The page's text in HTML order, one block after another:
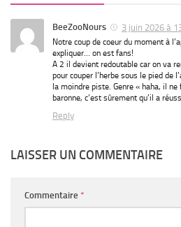
BeeZooNours 3 juin 2026 à
Notre coup de coeur du moment à
expliquer… on est fans!
A 2 il devient redoutable car on va
pour couper l’herbe sous le pied de
la moindre piste. Genre « haha, il
baronne, c’est sûrement qu’il a
Reply
LAISSER UN COMMENTAIRE
Commentaire *